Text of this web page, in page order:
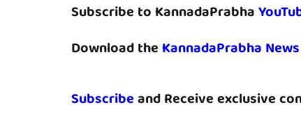
Subscribe to KannadaPrabha
Download the KannadaPrabha
Subscribeand Receive exclusive